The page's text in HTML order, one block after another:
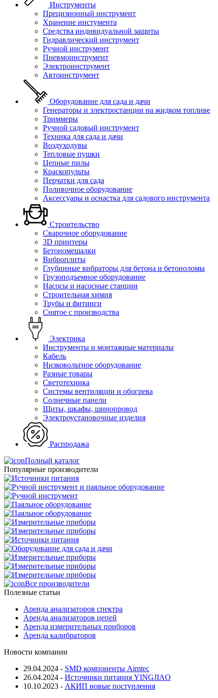
Инструменты
Прецизионный инструмент
Хранение инстумента
Средства индивидуальной защиты
Гидравлический инструмент
Ручной инструмент
Пневмоинструмент
Электроинструмент
Автоинструмент
Оборудование для сада и дачи
Генераторы и электростанции на жидком топливе
Триммеры
Ручной садовый инструмент
Техника для сада и дачи
Воздуходувы
Тепловые пушки
Цепные пилы
Краскопульты
Перчатки для сада
Поливочное оборудование
Аксессуары и оснастка для садового инструмента
Строительство
Сварочное оборудование
3D принтеры
Бетономешалки
Виброплиты
Глубинные вибраторы для бетона и бетоноломы
Грузоподъемное оборудование
Насосы и насосные станции
Строительная химия
Трубы и фитинги
Снятое с производства
Электрика
Инструменты и монтажные материалы
Кабель
Низковольтное оборудование
Разные товары
Светотехника
Системы вентиляции и обогрева
Солнечные панели
Щиты, шкафы, шинопровод
Электроустановочные изделия
Распродажа
Полный каталог
Популярные производители
Все производители
Полезные статьи
Аренда анализаторов спектра
Аренда анализаторов цепей
Аренда измерительных приборов
Аренда калибраторов
Новости компании
29.04.2024 - SMD компоненты Aimtec
26.04.2024 - Источники питания YINGJIAO
10.10.2023 - АКИП новые поступления